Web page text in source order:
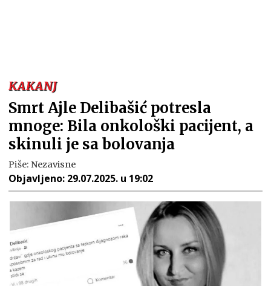
KAKANJ
Smrt Ajle Delibašić potresla
mnoge: Bila onkološki pacijent, a
skinuli je sa bolovanja
Piše: Nezavisne
Objavljeno: 29.07.2025. u 19:02